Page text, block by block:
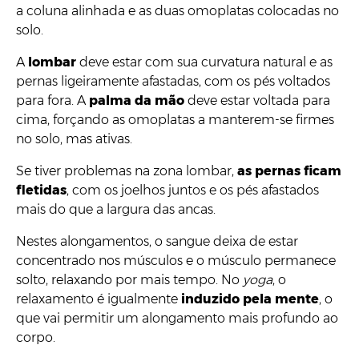
a coluna alinhada e as duas omoplatas colocadas no
solo.
A lombar deve estar com sua curvatura natural e as
pernas ligeiramente afastadas, com os pés voltados
para fora. A palma da mão deve estar voltada para
cima, forçando as omoplatas a manterem-se firmes
no solo, mas ativas.
Se tiver problemas na zona lombar, as pernas ficam
fletidas, com os joelhos juntos e os pés afastados
mais do que a largura das ancas.
Nestes alongamentos, o sangue deixa de estar
concentrado nos músculos e o músculo permanece
solto, relaxando por mais tempo. No yoga, o
relaxamento é igualmente induzido pela mente, o
que vai permitir um alongamento mais profundo ao
corpo.